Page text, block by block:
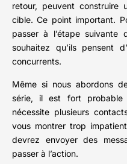
retour, peuvent construire
cible. Ce point important.
passer à l’étape suivante
souhaitez qu’ils pensent
concurrents.
Même si nous abordons
série, il est fort probable
nécessite plusieurs
vous montrer trop
devrez envoyer des
passer à l’action.